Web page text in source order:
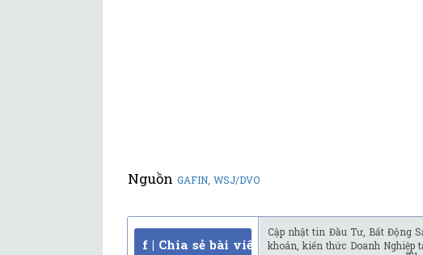
NguồnGAFIN, WSJ/DVO
f | Chia sẻ bài viết
Cập nhật tin Đầu Tư, Bất Động
khoán, kiến thức Doanh Nghiệp